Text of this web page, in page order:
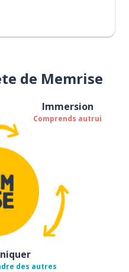
de Memrise
Immersion
Comprends autrui
des autres